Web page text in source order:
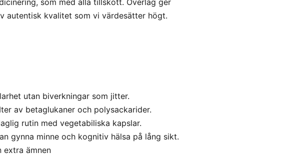
autentisk kvalitet som vi värdesätter högt.
utan biverkningar som jitter.
av betaglukaner och polysackarider.
rutin med vegetabiliska kapslar.
gynna minne och kognitiv hälsa på lång sikt.
extra ämnen